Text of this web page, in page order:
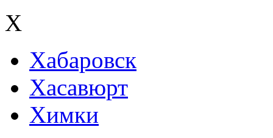
Х
Хабаровск
Хасавюрт
Химки